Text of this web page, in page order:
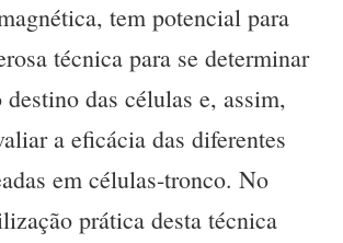
tem potencial para
técnica para se determinar
das células e, assim,
a eficácia das diferentes
em células-tronco. No
prática desta técnica